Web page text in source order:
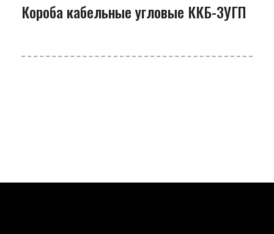
Короба кабельные угловые ККБ-3УГП